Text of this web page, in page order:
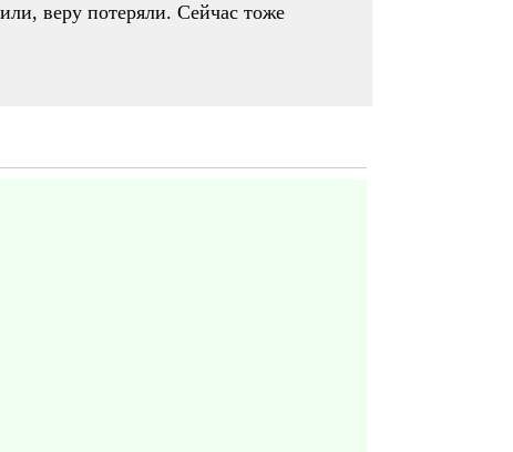
веру потеряли. Сейчас тоже